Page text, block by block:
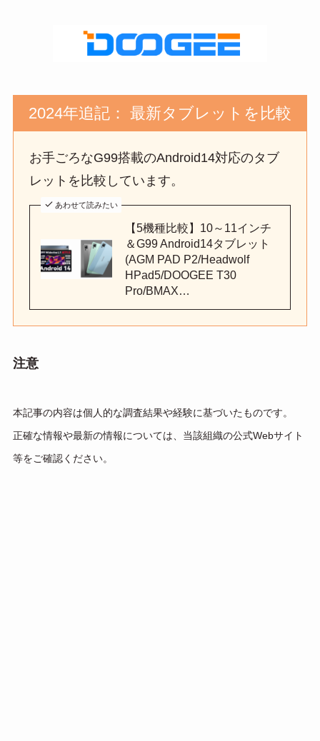
2024年追記： 最新タブレットを比較
お手ごろなG99搭載のAndroid14対応のタブ
レットを比較しています。
あわせて読みたい
【5機種比較】10～11インチ
＆G99 Android14タブレット
(AGM PAD P2/Headwolf
HPad5/DOOGEE T30
Pro/BMAX…
注意
本記事の内容は個人的な調査結果や経験に基づいたものです。
正確な情報や最新の情報については、当該組織の公式Webサイト
等をご確認ください。